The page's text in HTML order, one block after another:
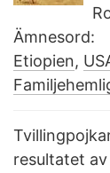
Ämnesord:
Etiopien,
resultatet